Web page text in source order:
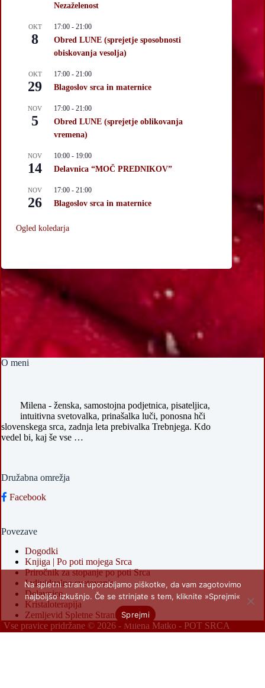
Nezaželenost
OKT
8
17:00 - 21:00
Obred LUNE (sprejetje sposobnosti
obiskovanja vesolja)
OKT
29
17:00 - 21:00
Blagoslov srca in maternice
NOV
5
17:00 - 21:00
Obred LUNE (sprejetje oblikovanja
vremena)
NOV
14
10:00 - 19:00
Delavnica “MOČ PREDNIKOV”
NOV
26
17:00 - 21:00
Blagoslov srca in maternice
Ogled koledarja
O meni
Milena - ženska, samostojna podjetnica, pisateljica,
intuitivna svetovalka, prinašalka luči, ponosna hči
slovenskega srca, zadnja leta prebivalka Trebnjega. Kdo
vedel bi, kaj še vse …
Družabna omrežja
Facebook
Povezave
Dogodki
Knjiga | Po poti mojega Srca
Priročnik za stopanje po poti Srca
Individualno svetovanje
Delavnice
Kristaloterapija
Zemljevid Spletne Strani
Vse pravice pridržane © 2026 - Milena Matko - POT SRCA
Na spletni strani uporabljamo piškotke, da vam zagotovimo
najboljšo izkušnjo. Če se strinjate s tem, kliknite »Sprejmi«
Sprejmi